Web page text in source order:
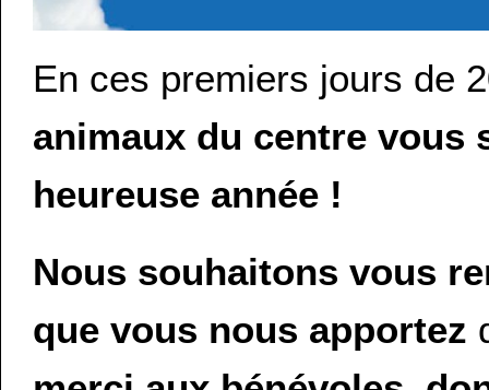
En ces premiers jours de
animaux du centre vous
heureuse année !
Nous souhaitons vous
que vous nous apportez